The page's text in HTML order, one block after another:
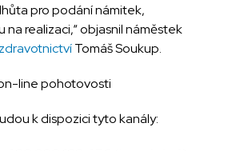
pro podání námitek,
realizaci,“ objasnil náměstek
zdravotnictvíTomáš Soukup.
line pohotovosti
k dispozici tyto kanály: